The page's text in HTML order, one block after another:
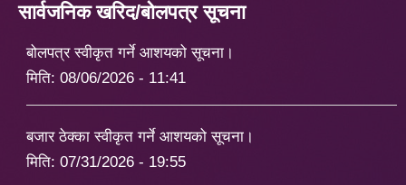
सार्वजनिक खरिद/बोलपत्र सूचना
बोलपत्र स्वीकृत गर्ने आशयको सूचना।
मिति: 08/06/2026 - 11:41
बजार ठेक्का स्वीकृत गर्ने आशयको सूचना।
मिति: 07/31/2026 - 19:55